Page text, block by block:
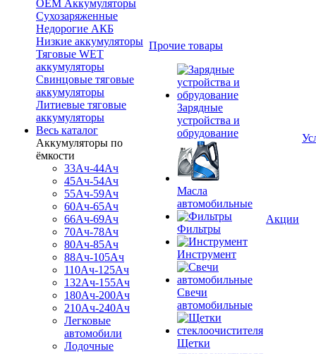
OEM Аккумуляторы
Сухозаряженные
Недорогие АКБ
Низкие аккумуляторы
Тяговые WET
аккумуляторы
Свинцовые тяговые
аккумуляторы
Литиевые тяговые
аккумуляторы
Весь каталог
Аккумуляторы по
ёмкости
33Ач-44Ач
45Ач-54Ач
55Ач-59Ач
60Ач-65Ач
66Ач-69Ач
70Ач-78Ач
80Ач-85Ач
88Ач-105Ач
110Ач-125Ач
132Ач-155Ач
180Ач-200Ач
210Ач-240Ач
Легковые
автомобили
Лодочные
Прочие товары
Зарядные
устройства и
обрудование
Масла
автомобильные
Фильтры
Инструмент
Свечи
автомобильные
Щетки
Акции